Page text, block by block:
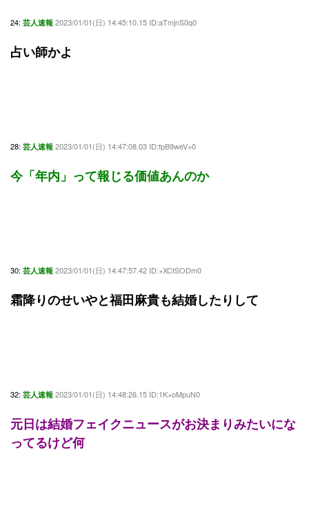
24: 芸人速報 2023/01/01(日) 14:45:10.15 ID:aTmjnS0q0
占い師かよ
28: 芸人速報 2023/01/01(日) 14:47:08.03 ID:fpB9weV+0
今「年内」って報じる価値あんのか
30: 芸人速報 2023/01/01(日) 14:47:57.42 ID:+XCtSODm0
霜降りのせいやと福田麻貴も結婚したりして
32: 芸人速報 2023/01/01(日) 14:48:26.15 ID:1K+oMpuN0
元日は結婚フェイクニュースがお決まりみたいにな
ってるけど何